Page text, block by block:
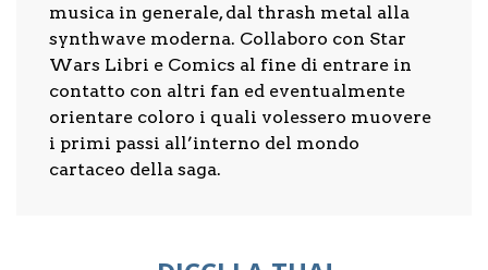
musica in generale, dal thrash metal alla
synthwave moderna. Collaboro con Star
Wars Libri e Comics al fine di entrare in
contatto con altri fan ed eventualmente
orientare coloro i quali volessero muovere
i primi passi all’interno del mondo
cartaceo della saga.